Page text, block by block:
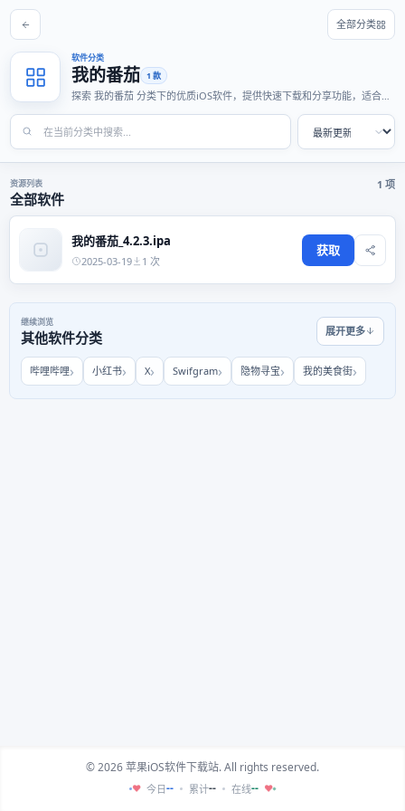
全部分类
软件分类
我的番茄 1 款
探索 我的番茄 分类下的优质iOS软件，提供快速下载和分享功能，适合各
资源列表
全部软件
1 项
我的番茄_4.2.3.ipa
2025-03-19 1 次
获取
继续浏览
其他软件分类 展开更多
哔哩哔哩 小红书 X Swifgram 隐物寻宝 我的美食街
© 2026 苹果iOS软件下载站. All rights reserved.
♥ 今日-- 累计-- 在线-- ♥